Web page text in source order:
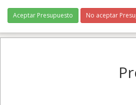
Aceptar Presupuesto No aceptar